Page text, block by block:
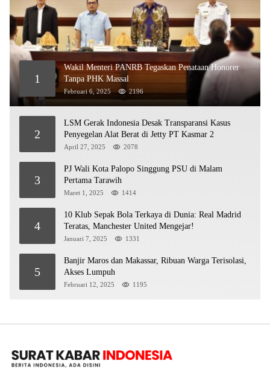
1
Wakil Menteri PANRB Tegaskan Penataan Honorer
Tanpa PHK Massal
Februari 6, 2025 2196
2
LSM Gerak Indonesia Desak Transparansi Kasus
Penyegelan Alat Berat di Jetty PT Kasmar 2
April 27, 2025 2078
3
PJ Wali Kota Palopo Singgung PSU di Malam
Pertama Tarawih
Maret 1, 2025 1414
4
10 Klub Sepak Bola Terkaya di Dunia: Real Madrid
Teratas, Manchester United Mengejar!
Januari 7, 2025 1331
5
Banjir Maros dan Makassar, Ribuan Warga Terisolasi,
Akses Lumpuh
Februari 12, 2025 1195